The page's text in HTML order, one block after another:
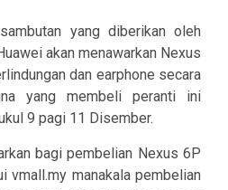
yang diberikan oleh
akan menawarkan Nexus
dan earphone secara
yang membeli peranti ini
9 pagi 11 Disember.
bagi pembelian Nexus 6P
vmall.my manakala pembelian